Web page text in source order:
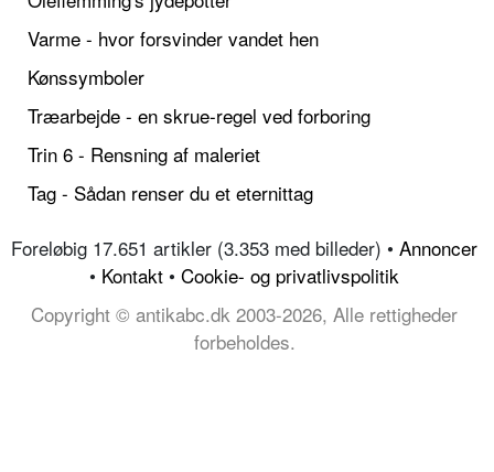
Varme - hvor forsvinder vandet hen
Kønssymboler
Træarbejde - en skrue-regel ved forboring
Trin 6 - Rensning af maleriet
Tag - Sådan renser du et eternittag
Foreløbig 17.651 artikler (3.353 med billeder) • Annoncer
• Kontakt • Cookie- og privatlivspolitik
Copyright © antikabc.dk 2003-2026, Alle rettigheder
forbeholdes.